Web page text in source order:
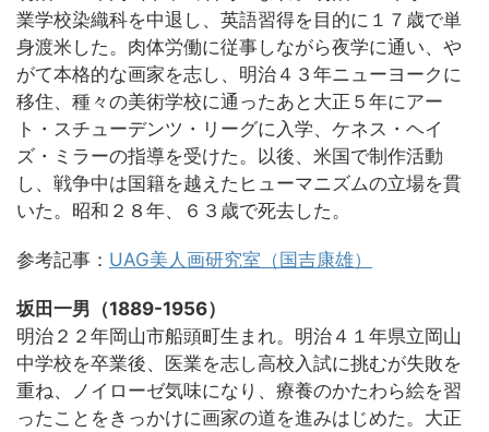
業学校染織科を中退し、英語習得を目的に１７歳で単
身渡米した。肉体労働に従事しながら夜学に通い、や
がて本格的な画家を志し、明治４３年ニューヨークに
移住、種々の美術学校に通ったあと大正５年にアー
ト・スチューデンツ・リーグに入学、ケネス・ヘイ
ズ・ミラーの指導を受けた。以後、米国で制作活動
し、戦争中は国籍を越えたヒューマニズムの立場を貫
いた。昭和２８年、６３歳で死去した。
参考記事： UAG美人画研究室（国吉康雄）
坂田一男（1889-1956）
明治２２年岡山市船頭町生まれ。明治４１年県立岡山
中学校を卒業後、医業を志し高校入試に挑むが失敗を
重ね、ノイローゼ気味になり、療養のかたわら絵を習
ったことをきっかけに画家の道を進みはじめた。大正